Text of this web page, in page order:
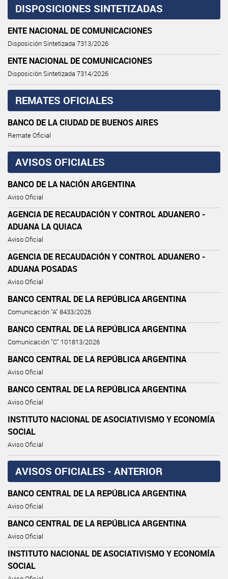
DISPOSICIONES SINTETIZADAS
ENTE NACIONAL DE COMUNICACIONES
Disposición Sintetizada 7313/2026
ENTE NACIONAL DE COMUNICACIONES
Disposición Sintetizada 7314/2026
REMATES OFICIALES
BANCO DE LA CIUDAD DE BUENOS AIRES
Remate Oficial
AVISOS OFICIALES
BANCO DE LA NACIÓN ARGENTINA
Aviso Oficial
AGENCIA DE RECAUDACIÓN Y CONTROL ADUANERO -
ADUANA LA QUIACA
Aviso Oficial
AGENCIA DE RECAUDACIÓN Y CONTROL ADUANERO -
ADUANA POSADAS
Aviso Oficial
BANCO CENTRAL DE LA REPÚBLICA ARGENTINA
Comunicación "A" 8433/2026
BANCO CENTRAL DE LA REPÚBLICA ARGENTINA
Comunicación "C" 101813/2026
BANCO CENTRAL DE LA REPÚBLICA ARGENTINA
Aviso Oficial
BANCO CENTRAL DE LA REPÚBLICA ARGENTINA
Aviso Oficial
INSTITUTO NACIONAL DE ASOCIATIVISMO Y ECONOMÍA
SOCIAL
Aviso Oficial
AVISOS OFICIALES - ANTERIOR
BANCO CENTRAL DE LA REPÚBLICA ARGENTINA
Aviso Oficial
BANCO CENTRAL DE LA REPÚBLICA ARGENTINA
Aviso Oficial
INSTITUTO NACIONAL DE ASOCIATIVISMO Y ECONOMÍA
SOCIAL